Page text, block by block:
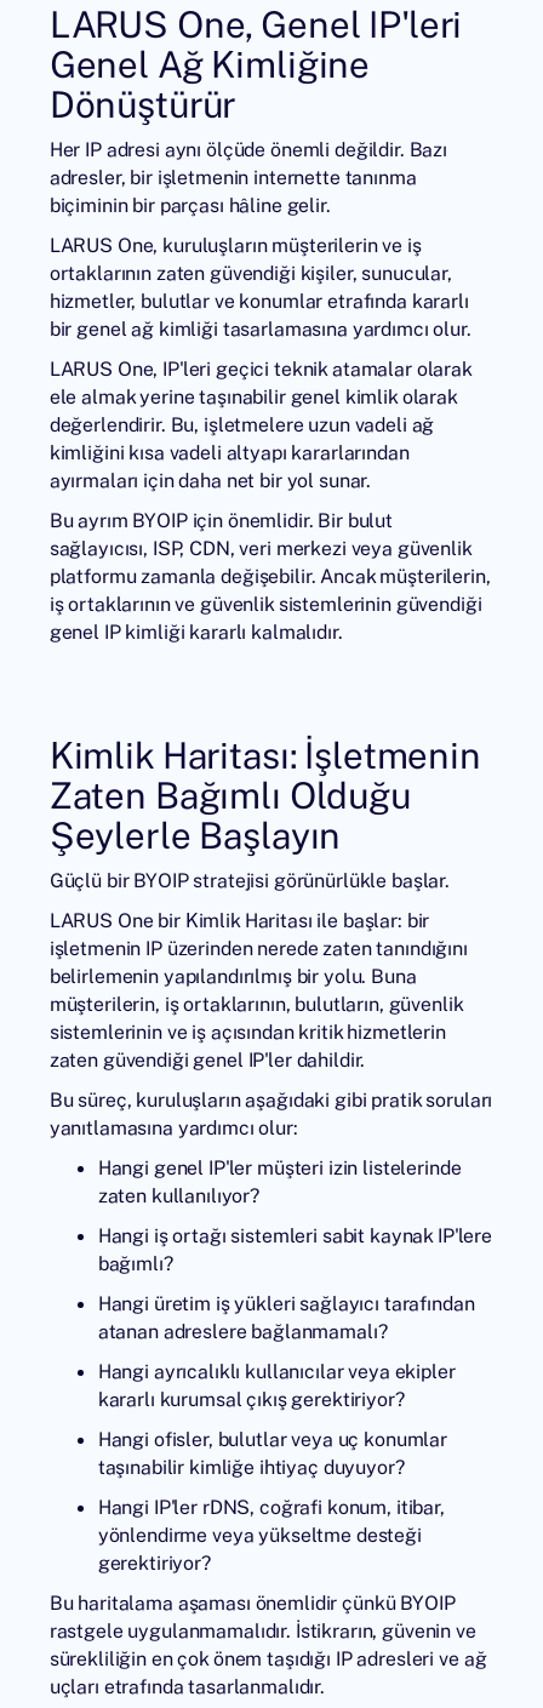
LARUS One, Genel IP'leri
Genel Ağ Kimliğine
Dönüştürür
Her IP adresi aynı ölçüde önemli değildir. Bazı
adresler, bir işletmenin internette tanınma
biçiminin bir parçası hâline gelir.
LARUS One, kuruluşların müşterilerin ve iş
ortaklarının zaten güvendiği kişiler, sunucular,
hizmetler, bulutlar ve konumlar etrafında kararlı
bir genel ağ kimliği tasarlamasına yardımcı olur.
LARUS One, IP'leri geçici teknik atamalar olarak
ele almak yerine taşınabilir genel kimlik olarak
değerlendirir. Bu, işletmelere uzun vadeli ağ
kimliğini kısa vadeli altyapı kararlarından
ayırmaları için daha net bir yol sunar.
Bu ayrım BYOIP için önemlidir. Bir bulut
sağlayıcısı, ISP, CDN, veri merkezi veya güvenlik
platformu zamanla değişebilir. Ancak müşterilerin,
iş ortaklarının ve güvenlik sistemlerinin güvendiği
genel IP kimliği kararlı kalmalıdır.
Kimlik Haritası: İşletmenin
Zaten Bağımlı Olduğu
Şeylerle Başlayın
Güçlü bir BYOIP stratejisi görünürlükle başlar.
LARUS One bir Kimlik Haritası ile başlar: bir
işletmenin IP üzerinden nerede zaten tanındığını
belirlemenin yapılandırılmış bir yolu. Buna
müşterilerin, iş ortaklarının, bulutların, güvenlik
sistemlerinin ve iş açısından kritik hizmetlerin
zaten güvendiği genel IP'ler dahildir.
Bu süreç, kuruluşların aşağıdaki gibi pratik soruları
yanıtlamasına yardımcı olur:
Hangi genel IP'ler müşteri izin listelerinde
zaten kullanılıyor?
Hangi iş ortağı sistemleri sabit kaynak IP'lere
bağımlı?
Hangi üretim iş yükleri sağlayıcı tarafından
atanan adreslere bağlanmamalı?
Hangi ayrıcalıklı kullanıcılar veya ekipler
kararlı kurumsal çıkış gerektiriyor?
Hangi ofisler, bulutlar veya uç konumlar
taşınabilir kimliğe ihtiyaç duyuyor?
Hangi IP'ler rDNS, coğrafi konum, itibar,
yönlendirme veya yükseltme desteği
gerektiriyor?
Bu haritalama aşaması önemlidir çünkü BYOIP
rastgele uygulanmamalıdır. İstikrarın, güvenin ve
sürekliliğin en çok önem taşıdığı IP adresleri ve ağ
uçları etrafında tasarlanmalıdır.